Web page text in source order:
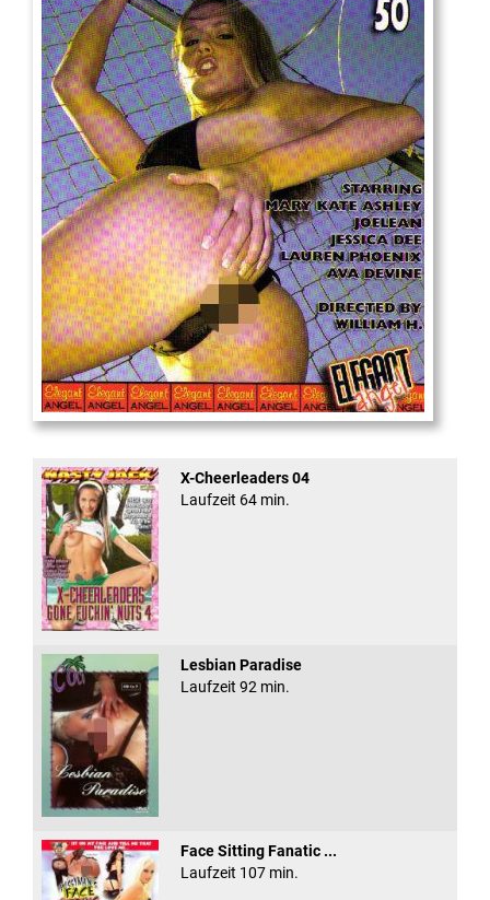
Cum Back Pussy #60
X-Cheerleaders 04
Laufzeit 64 min.
Lesbian Paradise
Laufzeit 92 min.
Face Sitting Fanatic ...
Laufzeit 107 min.